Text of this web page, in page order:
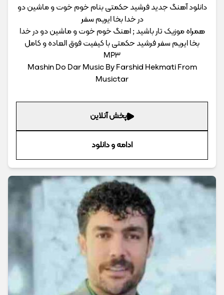
دانلود آهنگ جدید فرشید حکمتی بنام خوم خوت و ماشین دو
در خدا بخا ایریم سفر
همراه موزیک تار باشید ; اهنگ خوم خوت و ماشین دو در خدا
بخا ایریم سفر فرشید حکمتی با کیفیت فوق العاده و کامل
MP3
Mashin Do Dar Music By Farshid Hekmati From
Musictar
پخش آنلاین
ادامه و دانلود